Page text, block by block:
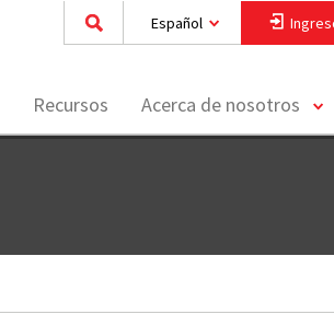
Español
Recursos Acerca de nosotros